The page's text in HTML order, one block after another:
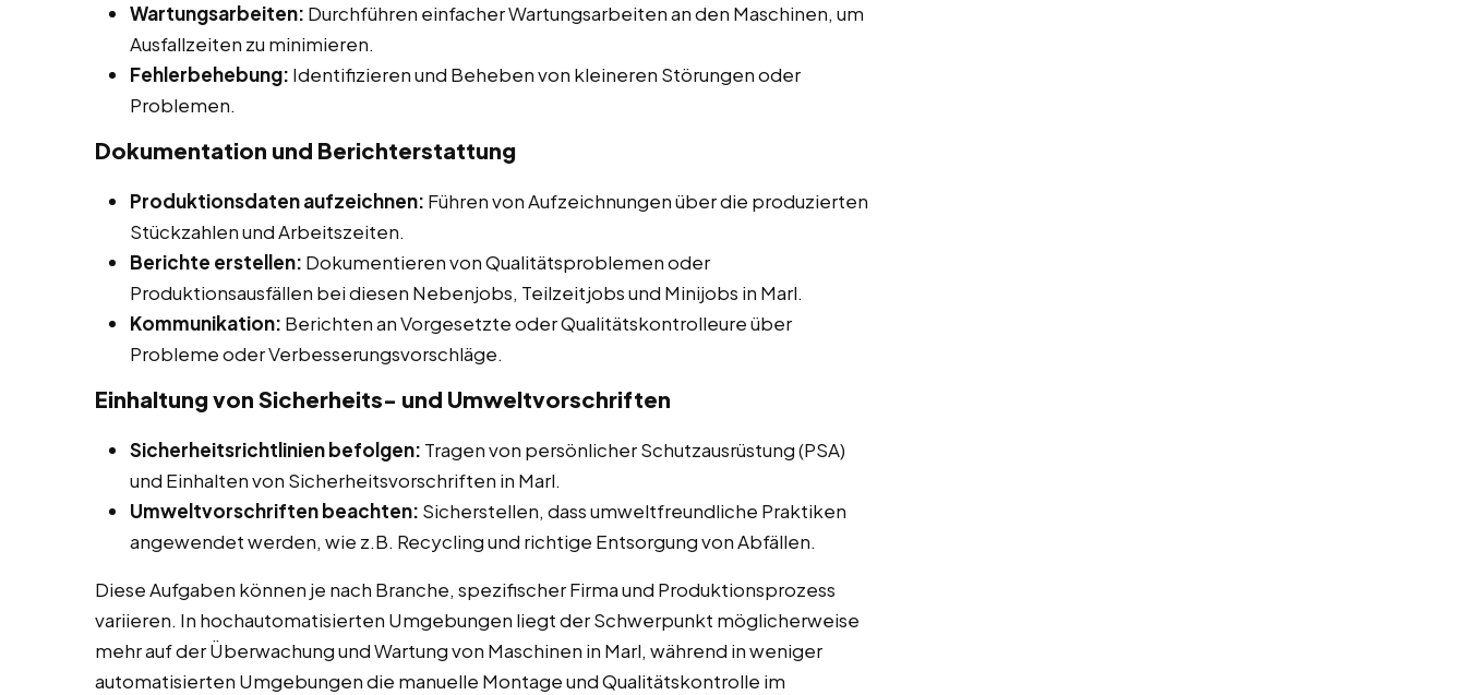
Wartungsarbeiten: Durchführen einfacher Wartungsarbeiten an den Maschinen, um
Ausfallzeiten zu minimieren.
Fehlerbehebung: Identifizieren und Beheben von kleineren Störungen oder
Problemen.
Dokumentation und Berichterstattung
Produktionsdaten aufzeichnen: Führen von Aufzeichnungen über die produzierten
Stückzahlen und Arbeitszeiten.
Berichte erstellen: Dokumentieren von Qualitätsproblemen oder
Produktionsausfällen bei diesen Nebenjobs, Teilzeitjobs und Minijobs in Marl.
Kommunikation: Berichten an Vorgesetzte oder Qualitätskontrolleure über
Probleme oder Verbesserungsvorschläge.
Einhaltung von Sicherheits- und Umweltvorschriften
Sicherheitsrichtlinien befolgen: Tragen von persönlicher Schutzausrüstung (PSA)
und Einhalten von Sicherheitsvorschriften in Marl.
Umweltvorschriften beachten: Sicherstellen, dass umweltfreundliche Praktiken
angewendet werden, wie z.B. Recycling und richtige Entsorgung von Abfällen.
Diese Aufgaben können je nach Branche, spezifischer Firma und Produktionsprozess
variieren. In hochautomatisierten Umgebungen liegt der Schwerpunkt möglicherweise
mehr auf der Überwachung und Wartung von Maschinen in Marl, während in weniger
automatisierten Umgebungen die manuelle Montage und Qualitätskontrolle im